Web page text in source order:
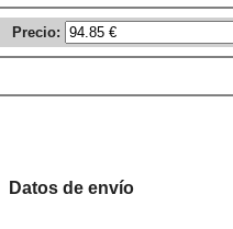
Precio:
Datos de envío